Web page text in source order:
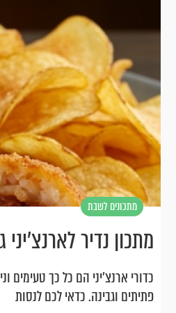
מתכונים לשבת
מתכון נדיר לארנצ'יני
כדורי ארנצ'יני הם כל כך טעימים
פתיתים וגבינה. כדאי לכם לנסות